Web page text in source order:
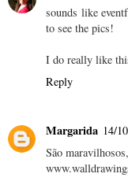
sounds like
to see the pics!
I do really like
Reply
Margarida 14/
São